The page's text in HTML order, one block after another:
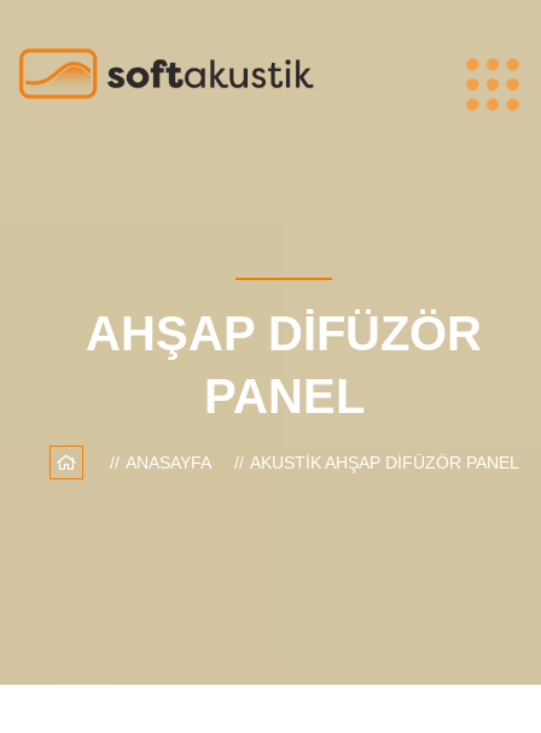
AHŞAP DIFÜZÖR
PANEL
ANASAYFA AKUSTIK AHŞAP DIFÜZÖR PANEL